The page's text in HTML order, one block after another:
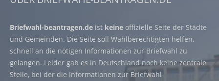
Briefwahl-beantragen.de ist keine offizielle Seite der Städte
und Gemeinden. Die Seite soll Wahlberechtigten helfen,
schnell an die nötigen Informationen zur Briefwahl zu
gelangen. Leider gab es in Deutschland noch keine zentrale
Stelle, bei der die Informationen zur Briefwahl